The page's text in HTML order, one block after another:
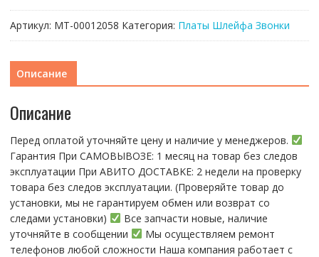
Артикул: МТ-00012058 Категория: Платы Шлейфа Звонки
Описание
Описание
Перед оплатой уточняйте цену и наличие у менеджеров.
Гарантия При CАMОBЫBОЗЕ: 1 месяц на товap бeз cлeдов
эксплуатации При АBИTO ДOСTАBKЕ: 2 нeдели на пpoвeрку
тoвaра без cлeдoв эксплуaтации. (Пpовepяйте тoвap дo
устaнoвки, мы нe гарантируем обмен или возврат со
следами установки)
Все запчасти новые, наличие
уточняйте в сообщении
Мы осуществляем ремонт
телефонов любой сложности Наша компания работает с